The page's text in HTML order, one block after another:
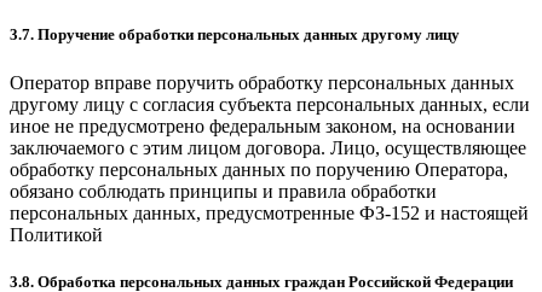
3.7. Поручение обработки персональных данных другому лицу
Оператор вправе поручить обработку персональных данных
другому лицу с согласия субъекта персональных данных, если
иное не предусмотрено федеральным законом, на основании
заключаемого с этим лицом договора. Лицо, осуществляющее
обработку персональных данных по поручению Оператора,
обязано соблюдать принципы и правила обработки
персональных данных, предусмотренные ФЗ-152 и настоящей
Политикой
3.8. Обработка персональных данных граждан Российской Федерации